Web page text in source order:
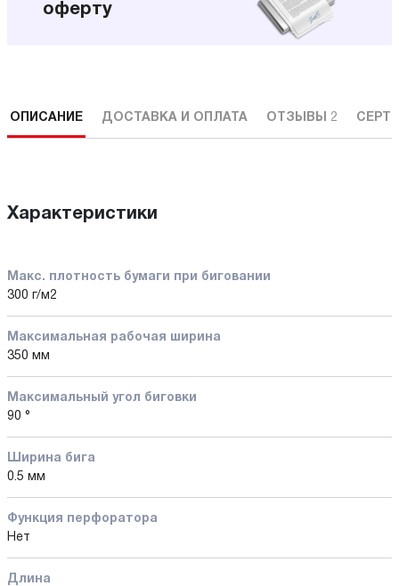
оферту
ОПИСАНИЕ ДОСТАВКА И ОПЛАТА ОТЗЫВЫ 2
Характеристики
Макс. плотность бумаги при биговании
300 г/м2
Максимальная рабочая ширина
350 мм
Максимальный угол биговки
90 °
Ширина бига
0.5 мм
Функция перфоратора
Нет
Длина